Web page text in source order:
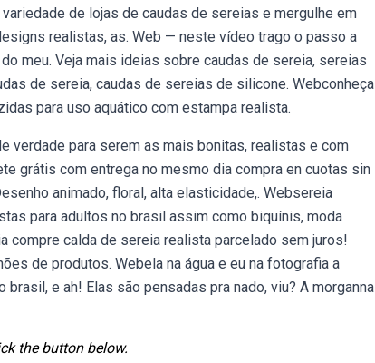
de lojas de caudas de sereias e mergulhe em
realistas, as. Web — neste vídeo trago o passo a
meu. Veja mais ideias sobre caudas de sereia, sereias
de sereia, caudas de sereias de silicone. Webconheça
para uso aquático com estampa realista.
verdade para serem as mais bonitas, realistas e com
grátis com entrega no mesmo dia compra en cuotas sin
animado, floral, alta elasticidade,. Websereia
para adultos no brasil assim como biquínis, moda
calda de sereia realista parcelado sem juros!
de produtos. Webela na água e eu na fotografia a
e ah! Elas são pensadas pra nado, viu? A morganna
the button below.